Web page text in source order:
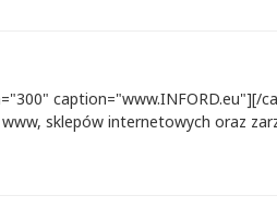
caption="www.INFORD.eu"][/
sklepów internetowych oraz